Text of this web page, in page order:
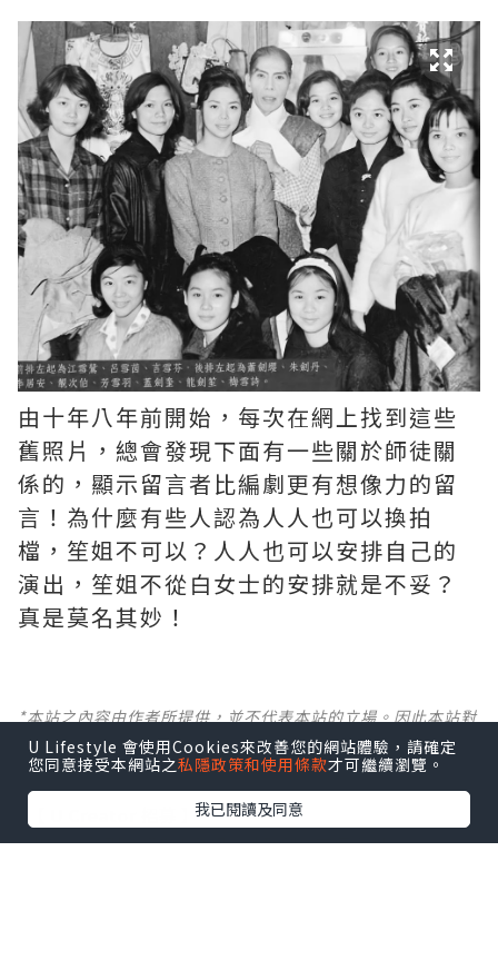
由十年八年前開始，每次在網上找到這些
舊照片，總會發現下面有一些關於師徒關
係的，顯示留言者比編劇更有想像力的留
言！為什麼有些人認為人人也可以換拍
檔，笙姐不可以？人人也可以安排自己的
演出，笙姐不從白女士的安排就是不妥？
真是莫名其妙！ ​​​
*本站之內容由作者所提供，並不代表本站的立場。因此本站對
所有博客的立場、真實性、準確性及完整性不負任何法律責
任。
【 U Creator 招募 】
出Post賺現金獎賞 l登記《社群創作有價企劃》
U Lifestyle 會使用Cookies來改善您的網站體驗，請確定
您同意接受本網站之私隱政策和使用條款才可繼續瀏覽。
我已閱讀及同意